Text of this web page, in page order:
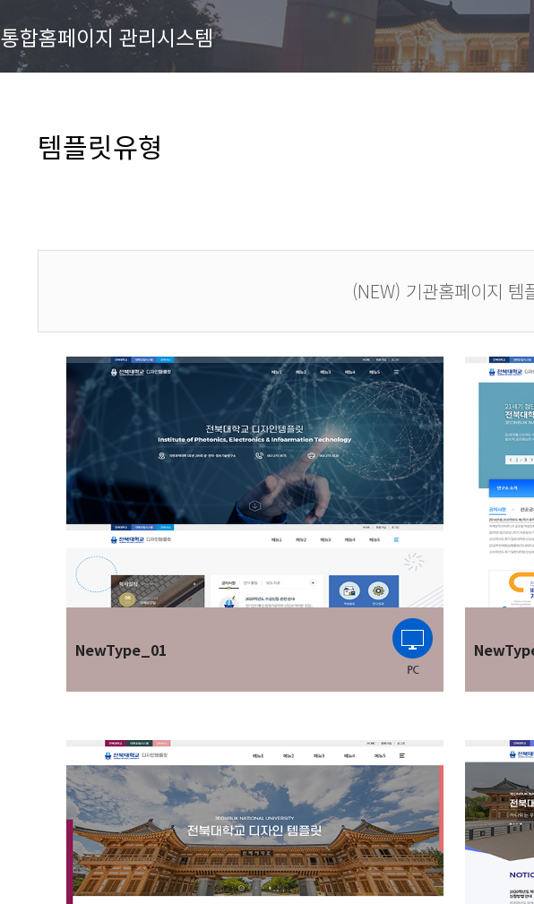
통합홈페이지 관리시스템
템플릿유형
(NEW) 기관홈페이지 템
NewType_01